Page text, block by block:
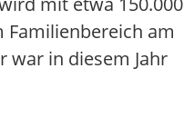
Familienbereich am
war in diesem Jahr